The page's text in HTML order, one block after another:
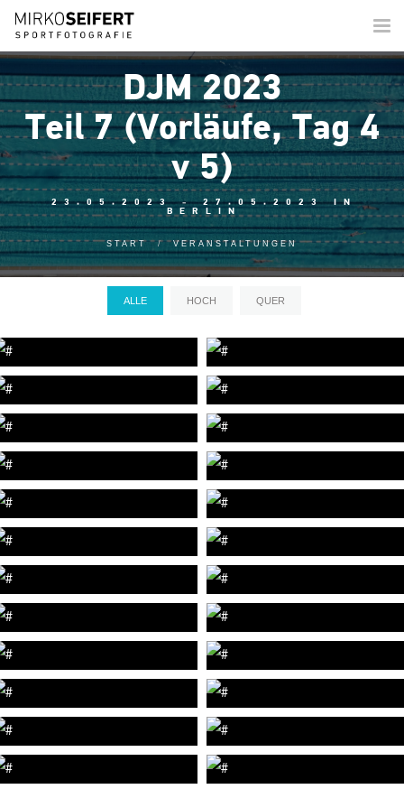
DJM 2023
Teil 7 (Vorläufe, Tag 4
v 5)
23.05.2023 - 27.05.2023 IN
BERLIN
START VERANSTALTUNGEN
ALLE HOCH QUER